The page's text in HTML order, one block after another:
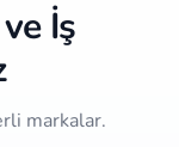
İş
markalar.